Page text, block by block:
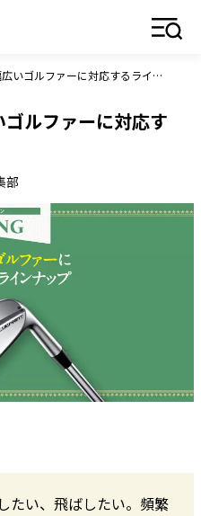
ピン アイアン｜幅広いゴルファーに対応するラインナップ
ルファーに対応す
部
たい、飛ばしたい。頻繁